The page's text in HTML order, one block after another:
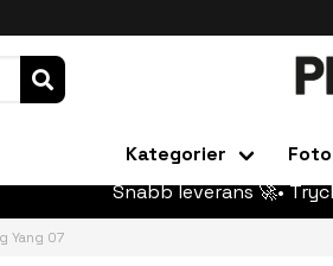
Kategorier
Snabb leverans 🚀•
Yang 07